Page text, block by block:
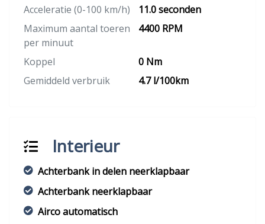
Acceleratie (0-100 km/h)
11.0 seconden
Maximum aantal toeren
per minuut
4400 RPM
Koppel
0 Nm
Gemiddeld verbruik
4.7 l/100km
Interieur
Achterbank in delen neerklapbaar
Achterbank neerklapbaar
Airco automatisch